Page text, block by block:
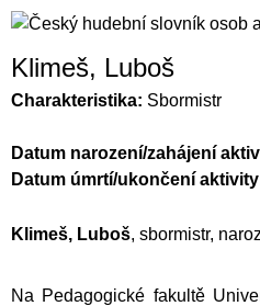
Klimeš, Luboš
Charakteristika: Sbormistr
Datum narození/zahájení
Datum úmrtí/ukončení
Klimeš, Luboš, sbormistr,
Na Pedagogické fakultě